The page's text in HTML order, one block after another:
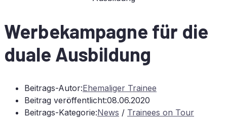
Wer­be­kam­pa­gne für die
dua­le Ausbildung
Beitrags-Autor:Ehemaliger Trainee
Beitrag veröffentlicht:08.06.2020
Beitrags-Kategorie:News / Trainees on Tour